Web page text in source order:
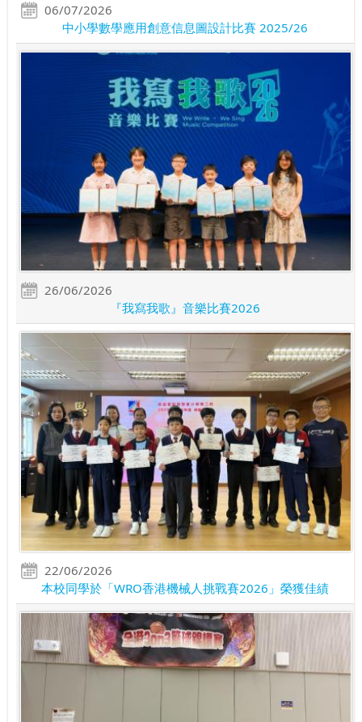
06/07/2026
中小學數學應用創意信息圖設計比賽 2025/26
26/06/2026
『我寫我歌』音樂比賽2026
22/06/2026
本校同學於「WRO香港機械人挑戰賽2026」榮獲佳績